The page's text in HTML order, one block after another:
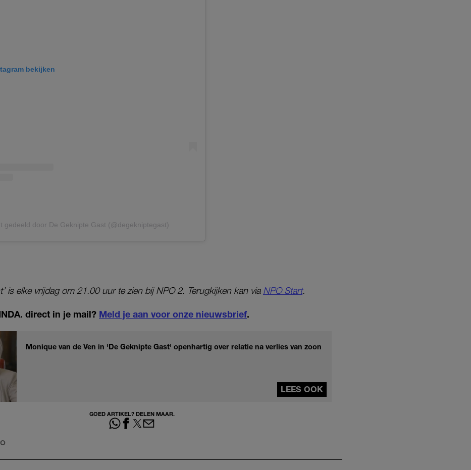
bekijken
gedeeld door De Geknipte Gast (@degekniptegast)
is elke vrijdag om 21.00 uur te zien bij NPO 2. Terugkijken kan via NPO Start.
direct in je mail? Meld je aan voor onze nieuwsbrief.
Monique van de Ven in 'De Geknipte Gast' openhartig over relatie na verlies van zoon
LEES OOK
GOED ARTIKEL? DELEN MAAR.